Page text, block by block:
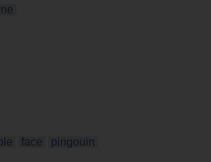
face pingouin